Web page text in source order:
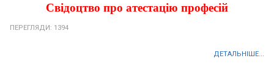
Свідоцтво про атестацію професій
ПЕРЕГЛЯДИ: 1394
ДЕТАЛЬНІШЕ...